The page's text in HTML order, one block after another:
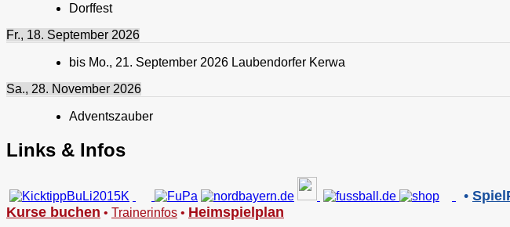
Dorffest
Fr., 18. September 2026
bis Mo., 21. September 2026 Laubendorfer Kerwa
Sa., 28. November 2026
Adventszauber
Links & Infos
•
Kurse buchen • Trainerinfos • Heimspielplan